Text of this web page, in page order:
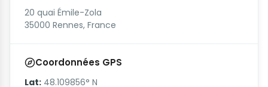
20 quai Émile-Zola
35000 Rennes, France
Coordonnées GPS
Lat: 48.109856° N